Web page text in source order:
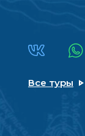
Все туры